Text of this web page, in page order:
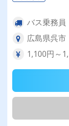
バス乗務員
広島県呉市
1,100円～